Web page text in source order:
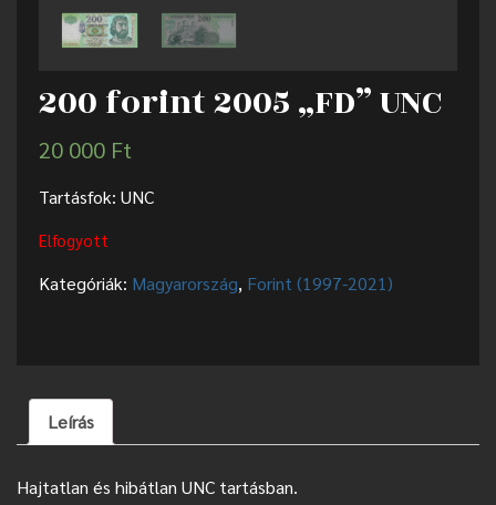
200 forint 2005 „FD” UNC
20 000 Ft
Tartásfok: UNC
Elfogyott
Kategóriák: Magyarország, Forint (1997-2021)
Leírás
Hajtatlan és hibátlan UNC tartásban.